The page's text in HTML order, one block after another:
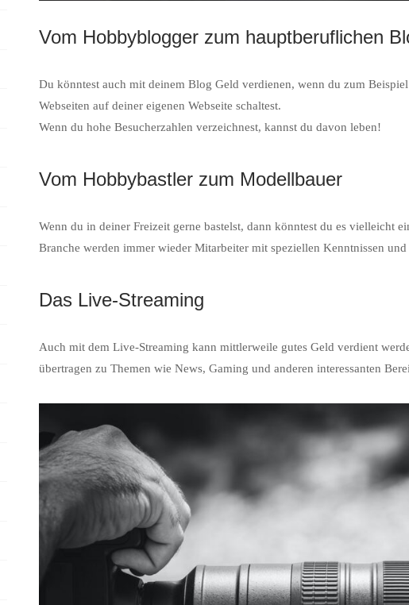
Vom Hobbyblogger zum hauptberuflichen
Du könntest auch mit deinem Blog Geld verdienen, wenn du zum
Webseiten auf deiner eigenen Webseite schaltest.
Wenn du hohe Besucherzahlen verzeichnest, kannst du davon leben!
Vom Hobbybastler zum Modellbauer
Wenn du in deiner Freizeit gerne bastelst, dann könntest du es vielleicht
Branche werden immer wieder Mitarbeiter mit speziellen Kenntnissen
Das Live-Streaming
Auch mit dem Live-Streaming kann mittlerweile gutes Geld verdient
übertragen zu Themen wie News, Gaming und anderen interessanten